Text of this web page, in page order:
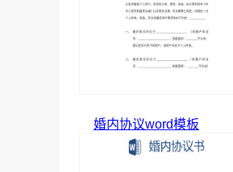
婚内协议word模板